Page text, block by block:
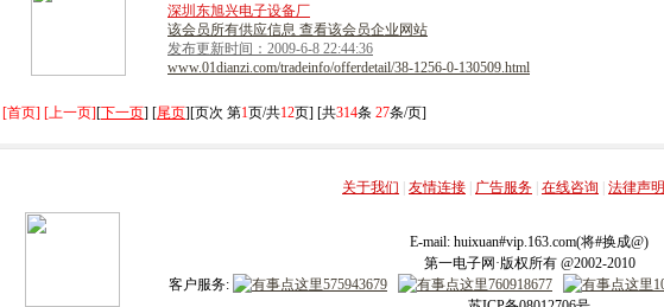
深圳东旭兴电子设备厂
该会员所有供应信息 查看该会员企业网站
发布更新时间：2009-6-8 22:44:36
www.01dianzi.com/tradeinfo/offerdetail/38-1256-0-130509.html
[首页] [上一页][下一页] [尾页][页次 第1页/共12页] [共314条 27条/页]
关于我们
友情连接 广告服务 在线咨询 法律声明
E-mail: huixuan#vip.163.com(将#换成@)
第一电子网·版权所有 @2002-2010
客户服务: